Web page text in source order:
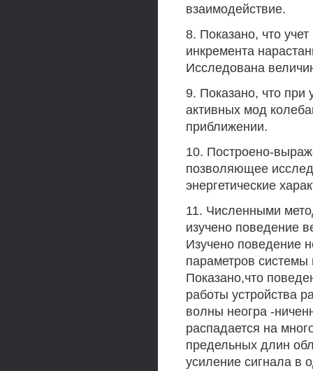
взаимодействие.
8. Показано, что
инкремента
Исследована
9. Показано, что при
активных мод
приближении.
10. Построено-
позволяющее
энергетические
11. Численными
изучено поведение
Изучено поведение
параметров
Показано,что
работы устройства
волны неогра -
распадается на
предельных длин
усиление сигнала в